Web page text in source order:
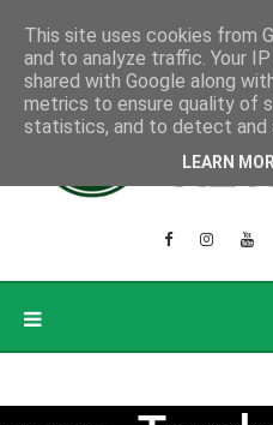
This site uses cookies from
and to analyze traffic. Your
shared with Google along
metrics to ensure quality of
statistics, and to detect and
LEARN